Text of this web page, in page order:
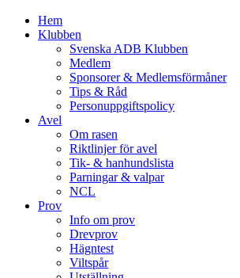
Hem
Klubben
Svenska ADB Klubben
Medlem
Sponsorer & Medlemsförmåner
Tips & Råd
Personuppgiftspolicy
Avel
Om rasen
Riktlinjer för avel
Tik- & hanhundslista
Parningar & valpar
NCL
Prov
Info om prov
Drevprov
Hägntest
Viltspår